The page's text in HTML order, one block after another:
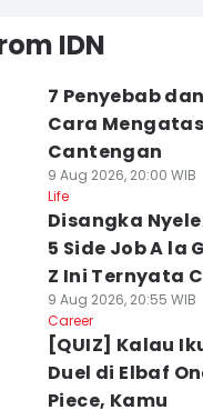
IDN
7 Penyebab dan
Cara
Cantengan
9 Aug 2026, 20:00 WIB
Life
Disangka
5 Side Job A la
Z Ini Ternyata
9 Aug 2026, 20:55 WIB
Career
[QUIZ] Kalau
Duel di Elbaf
Piece, Kamu